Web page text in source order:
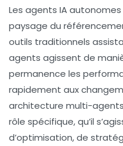
Les agents IA autonomes
paysage du
outils traditionnels
agents agissent de
permanence les
rapidement aux
architecture multi-
rôle spécifique, qu’il
d’optimisation, de